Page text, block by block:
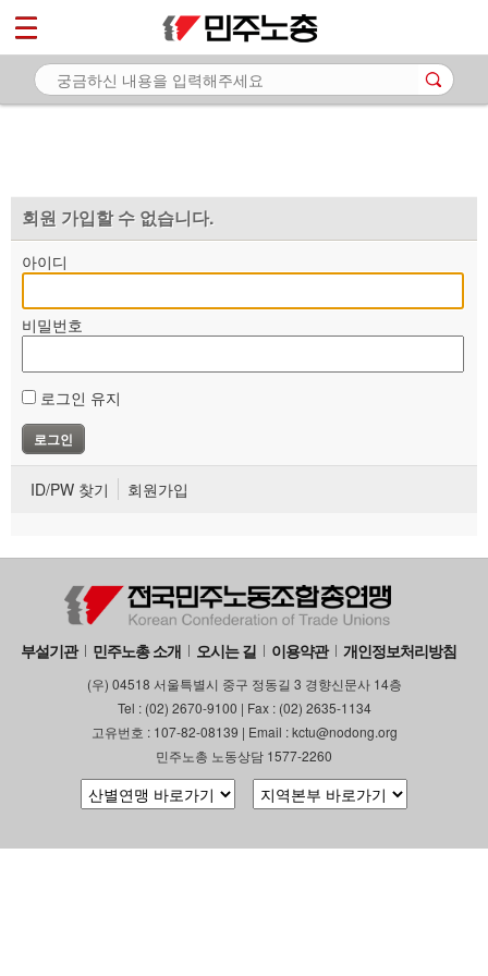
회원 가입할 수 없습니다.
아이디
비밀번호
로그인 유지
ID/PW 찾기 회원가입
부설기관 민주노총 소개 오시는 길 이용약관 개인정보처리방침
(우) 04518 서울특별시 중구 정동길 3 경향신문사 14층
Tel : (02) 2670-9100 | Fax : (02) 2635-1134
고유번호 : 107-82-08139 | Email : kctu@nodong.org
민주노총 노동상담 1577-2260
마이페이지
소개
자료
부설기관